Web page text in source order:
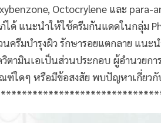
Octocrylene และ para-
ได้ แนะนำให้ใช้ครีมกันแดดในกลุ่ม
รีมบำรุงผิว รักษารอยแตกลาย แนะ
ตามินเอเป็นส่วนประกอบ ผู้อำนวยก
ฑ์ใดๆ หรือมีข้อสงสัย พบปัญหาเกี่ย